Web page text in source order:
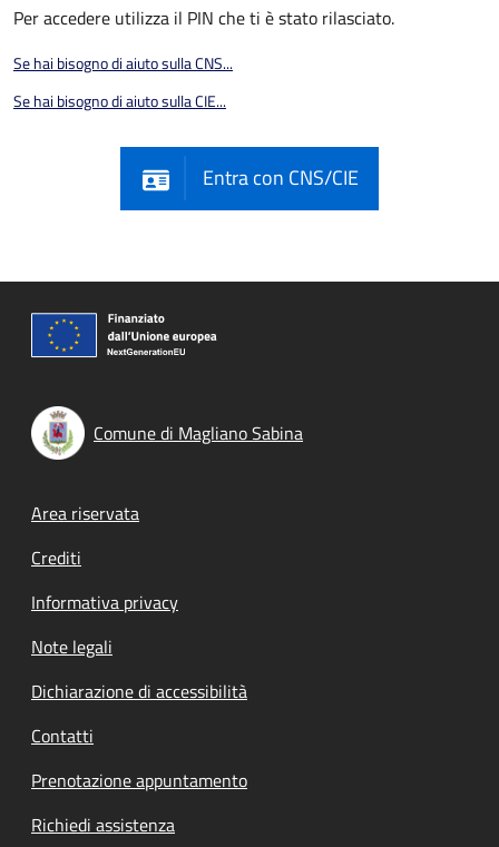
Per accedere utilizza il PIN che ti è stato rilasciato.
Se hai bisogno di aiuto sulla CNS...
Se hai bisogno di aiuto sulla CIE...
Entra con CNS/CIE
Comune di Magliano Sabina
Footer menu
Area riservata
Crediti
Informativa privacy
Note legali
Dichiarazione di accessibilità
Contatti
Prenotazione appuntamento
Richiedi assistenza